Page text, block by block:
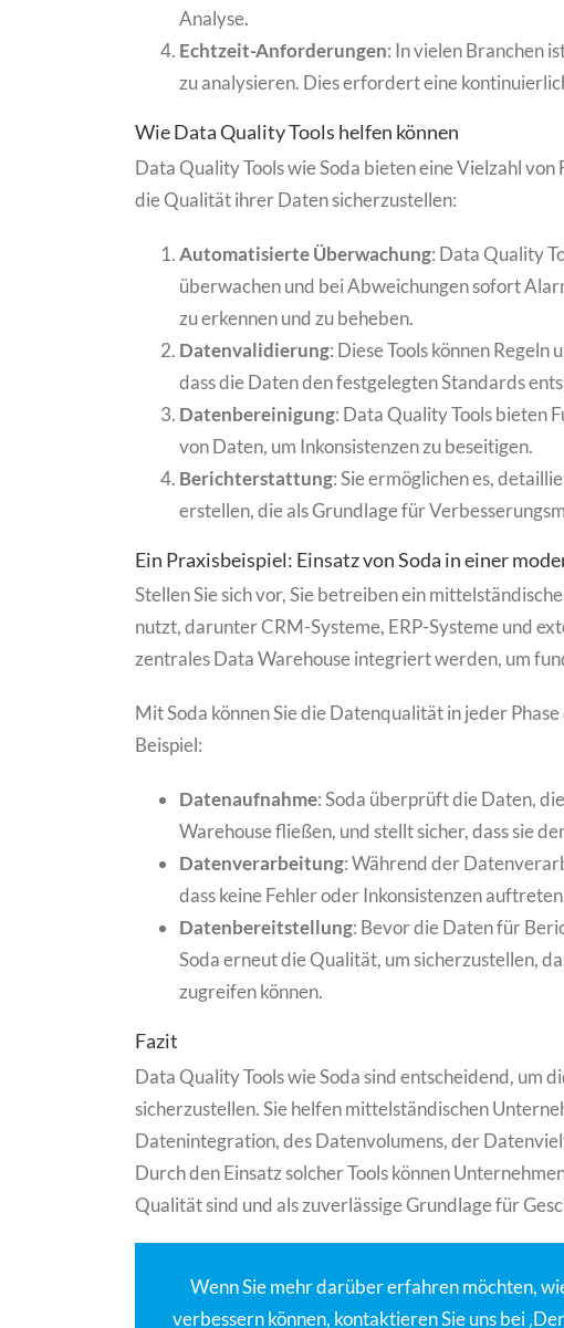
Analyse.
Echtzeit-Anforderungen: In vielen Branchen
zu analysieren. Dies erfordert eine
Wie Data Quality Tools helfen können
Data Quality Tools wie Soda bieten eine Vielzahl
die Qualität ihrer Daten sicherzustellen:
Automatisierte Überwachung: Data Quality
überwachen und bei Abweichungen sofort
zu erkennen und zu beheben.
Datenvalidierung: Diese Tools können
dass die Daten den festgelegten Standards
Datenbereinigung: Data Quality Tools bieten
von Daten, um Inkonsistenzen zu beseitigen.
Berichterstattung: Sie ermöglichen es,
erstellen, die als Grundlage für
Ein Praxisbeispiel: Einsatz von Soda in einer
Stellen Sie sich vor, Sie betreiben ein
nutzt, darunter CRM-Systeme, ERP-Systeme und
zentrales Data Warehouse integriert werden, um
Mit Soda können Sie die Datenqualität in jeder
Beispiel:
Datenaufnahme: Soda überprüft die Daten,
Warehouse fließen, und stellt sicher, dass sie
Datenverarbeitung: Während der
dass keine Fehler oder Inkonsistenzen
Datenbereitstellung: Bevor die Daten für
Soda erneut die Qualität, um sicherzustellen,
zugreifen können.
Fazit
Data Quality Tools wie Soda sind entscheidend, um
sicherzustellen. Sie helfen mittelständischen
Datenintegration, des Datenvolumens, der
Durch den Einsatz solcher Tools können
Qualität sind und als zuverlässige Grundlage für
Wenn Sie mehr darüber erfahren möchten,
verbessern können, kontaktieren Sie uns bei